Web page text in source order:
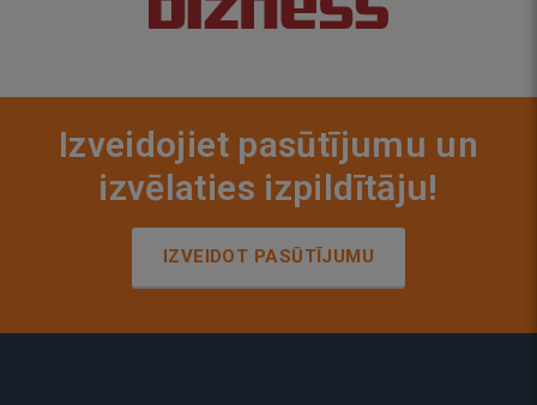
Izveidojiet pasūtījumu un
izvēlaties izpildītāju!
IZVEIDOT PASŪTĪJUMU